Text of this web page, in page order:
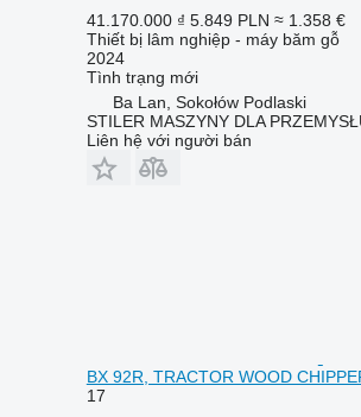
41.170.000 ₫ 5.849 PLN ≈ 1.358 €
Thiết bị lâm nghiệp - máy băm gỗ
2024
Tình trạng mới
Ba Lan, Sokołów Podlaski
STILER MASZYNY DLA
Liên hệ với người bán
BX 92R, TRACTOR WOOD
17